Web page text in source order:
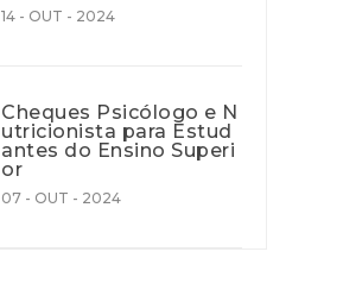
14 - OUT - 2024
Cheques Psicólogo e N
utricionista para Estud
antes do Ensino Superi
or
07 - OUT - 2024